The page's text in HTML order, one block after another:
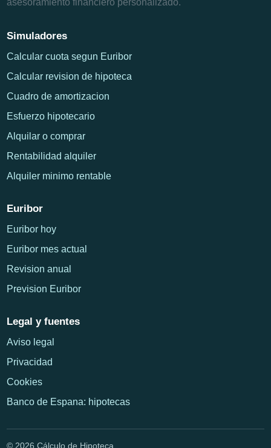
Simuladores
Calcular cuota segun Euribor
Calcular revision de hipoteca
Cuadro de amortizacion
Esfuerzo hipotecario
Alquilar o comprar
Rentabilidad alquiler
Alquiler minimo rentable
Euribor
Euribor hoy
Euribor mes actual
Revision anual
Prevision Euribor
Legal y fuentes
Aviso legal
Privacidad
Cookies
Banco de Espana: hipotecas
© 2026 Cálculo de Hipoteca